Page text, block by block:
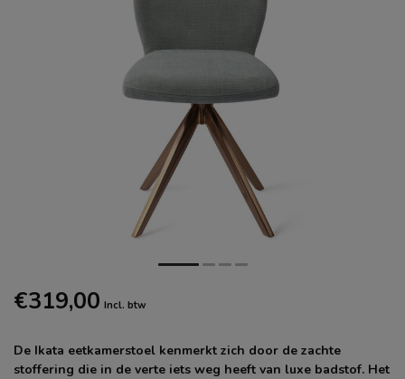
€319,00 Incl. btw
De Ikata eetkamerstoel kenmerkt zich door de zachte
stoffering die in de verte iets weg heeft van luxe badstof. Het